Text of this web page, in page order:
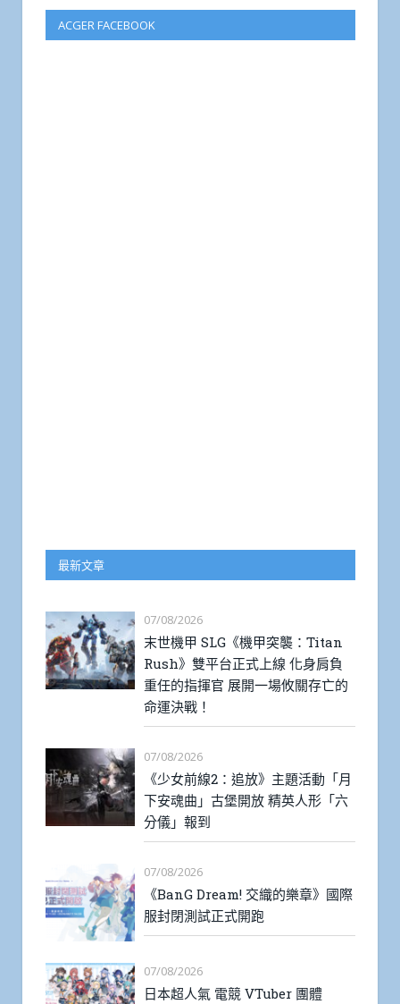
ACGER FACEBOOK
最新文章
07/08/2026
末世機甲 SLG《機甲突襲：Titan
Rush》雙平台正式上線 化身肩負
重任的指揮官 展開一場攸關存亡的
命運決戰！
07/08/2026
《少女前線2：追放》主題活動「月
下安魂曲」古堡開放 精英人形「六
分儀」報到
07/08/2026
《BanG Dream! 交織的樂章》國際
服封閉測試正式開跑
07/08/2026
日本超人氣 電競 VTuber 團體